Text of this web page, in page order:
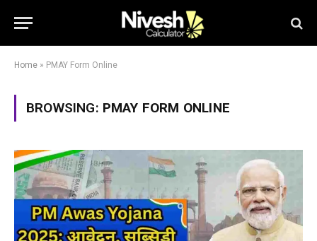
Home » PMAY Form Online
BROWSING: PMAY FORM ONLINE